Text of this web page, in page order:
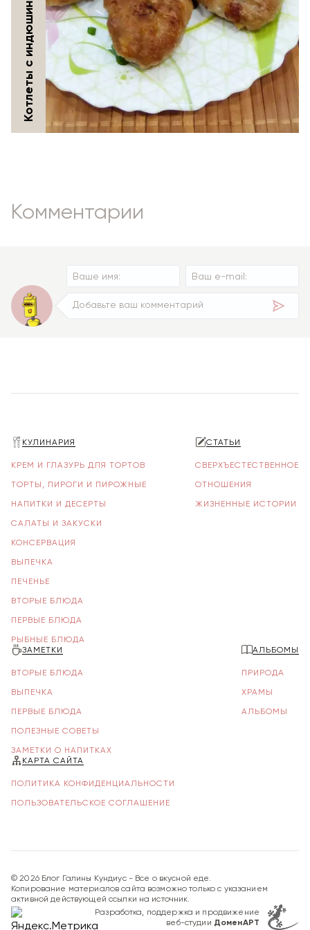
Котлеты с индюшиного мяса
Комментарии
КУЛИНАРИЯ
КРЕМ И ГЛАЗУРЬ ДЛЯ ТОРТОВ
ТОРТЫ, ПИРОГИ И ПИРОЖНЫЕ
НАПИТКИ И ДЕСЕРТЫ
САЛАТЫ И ЗАКУСКИ
КОНСЕРВАЦИЯ
ВЫПЕЧКА
ПЕЧЕНЬЕ
ВТОРЫЕ БЛЮДА
ПЕРВЫЕ БЛЮДА
РЫБНЫЕ БЛЮДА
СТАТЬИ
СВЕРХЪЕСТЕСТВЕННОЕ
ОТНОШЕНИЯ
ЖИЗНЕННЫЕ ИСТОРИИ
ЗАМЕТКИ
ВТОРЫЕ БЛЮДА
ВЫПЕЧКА
ПЕРВЫЕ БЛЮДА
ПОЛЕЗНЫЕ СОВЕТЫ
ЗАМЕТКИ О НАПИТКАХ
АЛЬБОМЫ
ПРИРОДА
ХРАМЫ
АЛЬБОМЫ
КАРТА САЙТА
ПОЛИТИКА КОНФИДЕНЦИАЛЬНОСТИ
ПОЛЬЗОВАТЕЛЬСКОЕ СОГЛАШЕНИЕ
©2026Блог Галины Кундиус - Все о вкусной еде.
Копирование материалов сайта возможно только с указанием
активной действующей ссылки на источник.
Разработка, поддержка и продвижение
веб-студии ДоменАРТ